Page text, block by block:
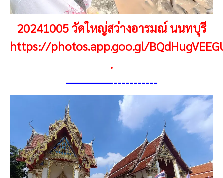
20241005 วัดใหญ่สว่างอารมณ์ นนทบุรี
https://photos.app.goo.gl/
.
-----------------------